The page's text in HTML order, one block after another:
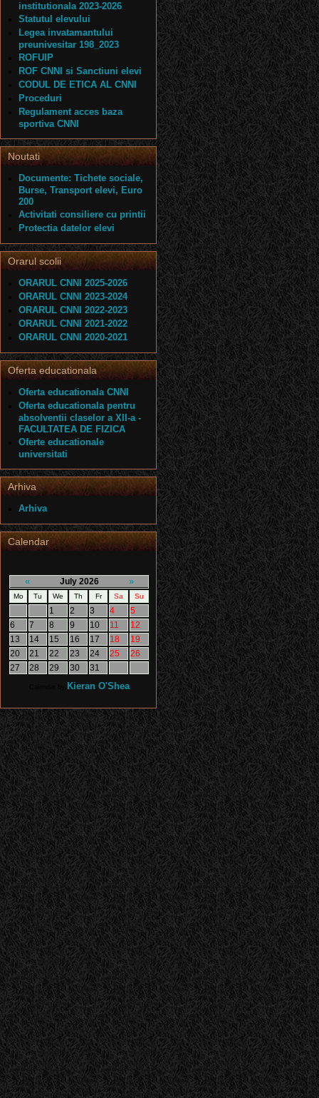
institutionala 2023-2026
Statutul elevului
Legea invatamantului
preunivesitar 198_2023
ROFUIP
ROF CNNI si Sanctiuni elevi
CODUL DE ETICA AL CNNI
Proceduri
Regulament acces baza
sportiva CNNI
Noutati
Documente: Tichete sociale,
Burse, Transport elevi, Euro
200
Activitati consiliere cu printii
Protectia datelor elevi
Orarul scolii
ORARUL CNNI 2025-2026
ORARUL CNNI 2023-2024
ORARUL CNNI 2022-2023
ORARUL CNNI 2021-2022
ORARUL CNNI 2020-2021
Oferta educationala
Oferta educationala CNNI
Oferta educationala pentru
absolventii claselor a XII-a -
FACULTATEA DE FIZICA
Oferte educationale
universitati
Arhiva
Arhiva
Calendar
« July 2026 »
Mo Tu We Th Fr Sa Su
1 2 3 4
5
6
7 8 9 10 11
12
13
14 15 16 17 18
19
20
21 22 23 24 25
26
27
28 29 30 31
Kieran O'Shea